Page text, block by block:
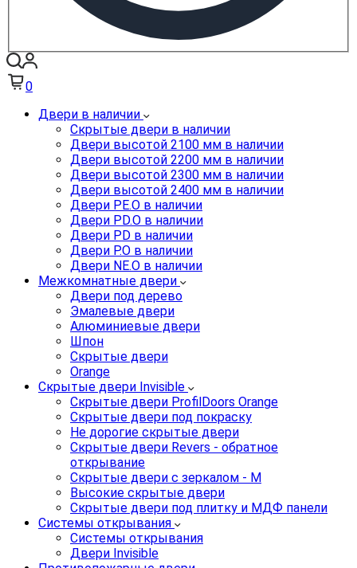
0
Двери в наличии
Скрытые двери в наличии
Двери высотой 2100 мм в наличии
Двери высотой 2200 мм в наличии
Двери высотой 2300 мм в наличии
Двери высотой 2400 мм в наличии
Двери PE.O в наличии
Двери PD.O в наличии
Двери PD в наличии
Двери P.O в наличии
Двери NE.O в наличии
Межкомнатные двери
Двери под дерево
Эмалевые двери
Алюминиевые двери
Шпон
Скрытые двери
Orange
Скрытые двери Invisible
Скрытые двери ProfilDoors Orange
Скрытые двери под покраску
Не дорогие скрытые двери
Скрытые двери Revers - обратное
открывание
Скрытые двери с зеркалом - M
Высокие скрытые двери
Скрытые двери под плитку и МДФ панели
Системы открывания
Системы открывания
Двери Invisible